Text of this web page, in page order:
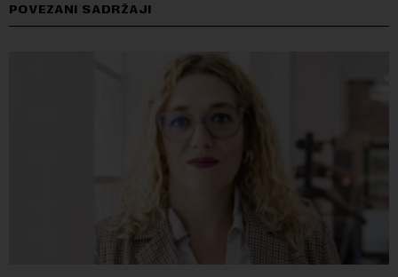
POVEZANI SADRŽAJI